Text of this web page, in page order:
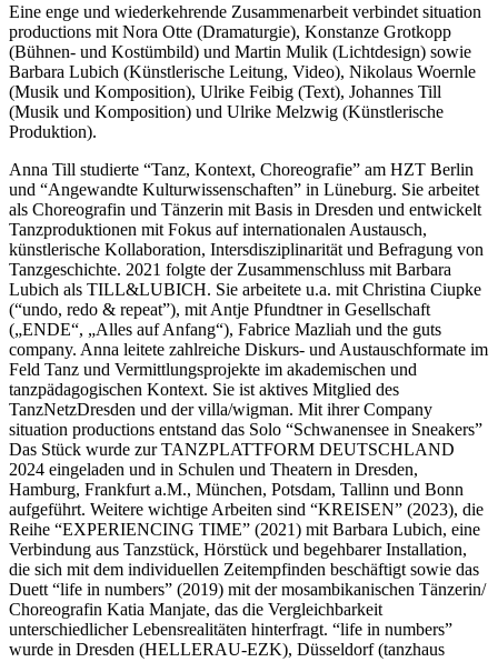
Eine enge und wiederkehrende Zusammenarbeit verbindet situation
productions mit Nora Otte (Dramaturgie), Konstanze Grotkopp
(Bühnen- und Kostümbild) und Martin Mulik (Lichtdesign) sowie
Barbara Lubich (Künstlerische Leitung, Video), Nikolaus Woernle
(Musik und Komposition), Ulrike Feibig (Text), Johannes Till
(Musik und Komposition) und Ulrike Melzwig (Künstlerische
Produktion).
Anna Till studierte “Tanz, Kontext, Choreografie” am HZT Berlin
und “Angewandte Kulturwissenschaften” in Lüneburg. Sie arbeitet
als Choreografin und Tänzerin mit Basis in Dresden und entwickelt
Tanzproduktionen mit Fokus auf internationalen Austausch,
künstlerische Kollaboration, Intersdisziplinarität und Befragung von
Tanzgeschichte. 2021 folgte der Zusammenschluss mit Barbara
Lubich als TILL&LUBICH. Sie arbeitete u.a. mit Christina Ciupke
(“undo, redo & repeat”), mit Antje Pfundtner in Gesellschaft
(„ENDE“, „Alles auf Anfang“), Fabrice Mazliah und the guts
company. Anna leitete zahlreiche Diskurs- und Austauschformate im
Feld Tanz und Vermittlungsprojekte im akademischen und
tanzpädagogischen Kontext. Sie ist aktives Mitglied des
TanzNetzDresden und der villa/wigman. Mit ihrer Company
situation productions entstand das Solo “Schwanensee in Sneakers”
Das Stück wurde zur TANZPLATTFORM DEUTSCHLAND
2024 eingeladen und in Schulen und Theatern in Dresden,
Hamburg, Frankfurt a.M., München, Potsdam, Tallinn und Bonn
aufgeführt. Weitere wichtige Arbeiten sind “KREISEN” (2023), die
Reihe “EXPERIENCING TIME” (2021) mit Barbara Lubich, eine
Verbindung aus Tanzstück, Hörstück und begehbarer Installation,
die sich mit dem individuellen Zeitempfinden beschäftigt sowie das
Duett “life in numbers” (2019) mit der mosambikanischen Tänzerin/
Choreografin Katia Manjate, das die Vergleichbarkeit
unterschiedlicher Lebensrealitäten hinterfragt. “life in numbers”
wurde in Dresden (HELLERAU-EZK), Düsseldorf (tanzhaus